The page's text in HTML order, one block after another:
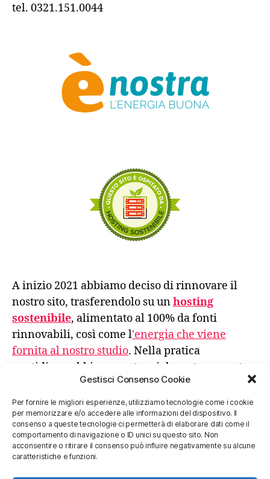
Gestisci Consenso Cookie
Per fornire le migliori esperienze, utilizziamo tecnologie come i cookie
per memorizzare e/o accedere alle informazioni del dispositivo. Il
consenso a queste tecnologie ci permetterà di elaborare dati come il
comportamento di navigazione o ID unici su questo sito. Non
acconsentire o ritirare il consenso può influire negativamente su alcune
caratteristiche e funzioni.
tel. 0321.151.0044
A inizio 2021 abbiamo deciso di rinnovare il
nostro sito, trasferendolo su unhosting
sostenibile, alimentato al 100% da fonti
rinnovabili, così come l'energia che viene
fornita al nostro studio. Nella pratica
quotidiana abbiamo sostanzialmente azzerato
l'uso di carta stampata e gli spostamenti
avvengono privilegiando sempre la scelta meno
impattante.
Un futuro migliore, sostenibile, resiliente e